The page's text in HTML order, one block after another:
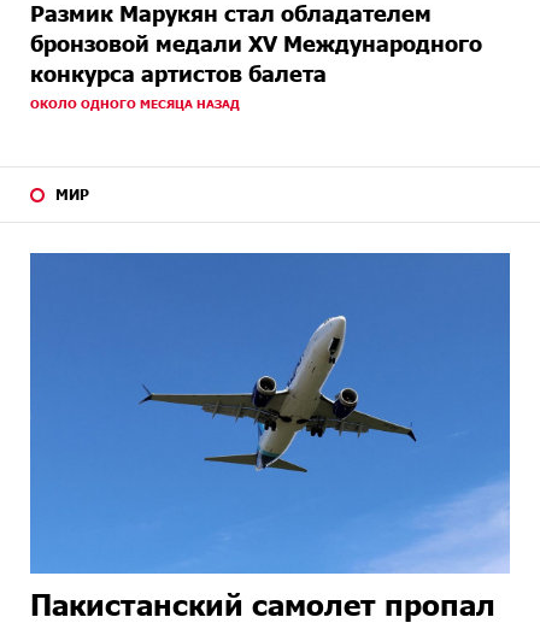
Размик Марукян стал обладателем
бронзовой медали XV Международного
конкурса артистов балета
ОКОЛО ОДНОГО МЕСЯЦА НАЗАД
МИР
Пакистанский самолет пропал